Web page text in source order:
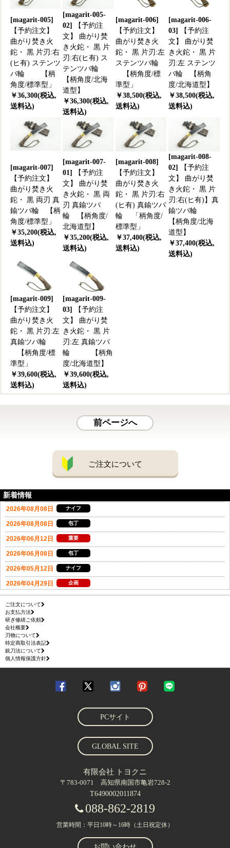
[magarit-005]
【予約注文】
曲がり焚き火
鉈・ 黒 片刃:右
(ヒ有) ステンツ
バ輪 【柄
角度/標準型」
￥36,300(税込,
送料込)
[magarit-005-
02]
【予約注
文】 曲がり焚
き火鉈・ 黒 片
刃:右(ヒ有) ス
テンツバ輪
【柄角度/北海
道型】
￥36,300(税込,
送料込)
[magarit-006]
【予約注文】
曲がり焚き火
鉈・ 黒 片刃:左
ステンツバ輪
【柄角度/標
準型」
￥38,500(税込,
送料込)
[magarit-006-
03]
【予約注
文】 曲がり焚
き火鉈・ 黒 片
刃:左 ステンツ
バ輪 【柄角
度/北海道型】
￥38,500(税込,
送料込)
[magarit-007]
【予約注文】
曲がり焚き火
鉈・ 黒 両刃 真
鍮ツバ輪 【柄
角度/標準型」
￥35,200(税込,
送料込)
[magarit-007-
01]
【予約注
文】 曲がり焚
き火鉈・ 黒 両
刃 真鍮ツバ
輪 【柄角度/
北海道型】
￥35,200(税込,
送料込)
[magarit-008]
【予約注文】
曲がり焚き火
鉈・ 黒 片刃:右
(ヒ有) 真鍮ツバ
輪 「柄角度/
標準型」
￥37,400(税込,
送料込)
[magarit-008-
02]
【予約注
文】 曲がり焚
き火鉈・ 黒 片
刃:右(ヒ有)】真
鍮ツバ輪
【柄角度/北海
道型】
￥37,400(税込,
送料込)
[magarit-009]
【予約注文】
曲がり焚き火
鉈・ 黒 片刃:左
真鍮ツバ輪
【柄角度/標
準型」
￥39,600(税込,
送料込)
[magarit-009-
03]
【予約注
文】 曲がり焚
き火鉈・ 黒 片
刃:左 真鍮ツバ
輪 【柄角
度/北海道型】
￥39,600(税込,
送料込)
前ページへ
ご注文について
新着情報
ご注文について
お支払方法
研ぎ修繕ご依頼
会社概要
刃物について
特定商取引法表記
銃刀法について
個人情報保護方針
PCサイト
GLOBAL SITE
有限会社 トヨクニ
〒783-0071 高知県南国市亀岩728-2
T6490002011874
088-862-2819
営業時間：平日10時～16時（土日祝定休）